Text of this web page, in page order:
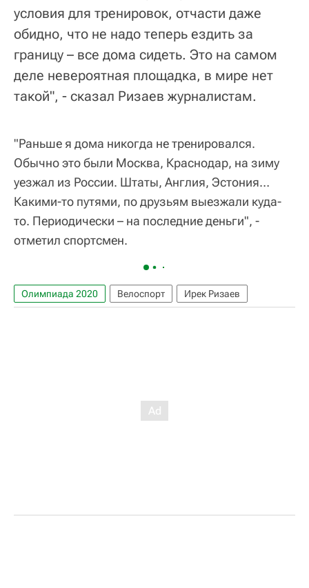
условия для тренировок, отчасти даже
обидно, что не надо теперь ездить за
границу – все дома сидеть. Это на самом
деле невероятная площадка, в мире нет
такой", - сказал Ризаев журналистам.
"Раньше я дома никогда не тренировался.
Обычно это были Москва, Краснодар, на зиму
уезжал из России. Штаты, Англия, Эстония…
Какими-то путями, по друзьям выезжали куда-
то. Периодически – на последние деньги", -
отметил спортсмен.
Олимпиада 2020 Велоспорт Ирек Ризаев